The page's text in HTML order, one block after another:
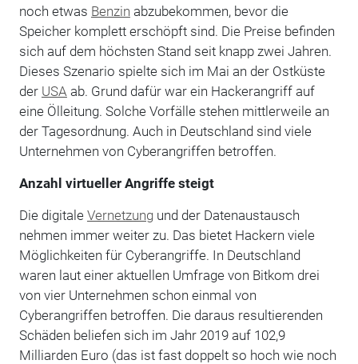
noch etwas Benzin abzubekommen, bevor die
Speicher komplett erschöpft sind. Die Preise befinden
sich auf dem höchsten Stand seit knapp zwei Jahren.
Dieses Szenario spielte sich im Mai an der Ostküste
der USA ab. Grund dafür war ein Hackerangriff auf
eine Ölleitung. Solche Vorfälle stehen mittlerweile an
der Tagesordnung. Auch in Deutschland sind viele
Unternehmen von Cyberangriffen betroffen.
Anzahl virtueller Angriffe steigt
Die digitale Vernetzungund der Datenaustausch
nehmen immer weiter zu. Das bietet Hackern viele
Möglichkeiten für Cyberangriffe. In Deutschland
waren laut einer aktuellen Umfrage von Bitkom drei
von vier Unternehmen schon einmal von
Cyberangriffen betroffen. Die daraus resultierenden
Schäden beliefen sich im Jahr 2019 auf 102,9
Milliarden Euro (das ist fast doppelt so hoch wie noch